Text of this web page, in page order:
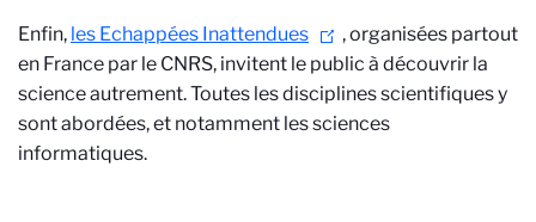
Enfin, les Echappées Inattendues
, organisées partout
en France par le CNRS, invitent le public à découvrir la
science autrement. Toutes les disciplines scientifiques y
sont abordées, et notamment les sciences
informatiques.